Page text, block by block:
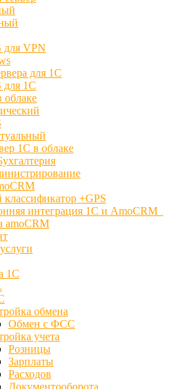
для VPN
для 1С
для 1С
облаке
1С в облаке
+GPS
интеграция 1С и AmoCRM
amoCRM
1С
обмена
Обмен с ФСС
учета
Розницы
Зарплаты
Расходов
Документооборота